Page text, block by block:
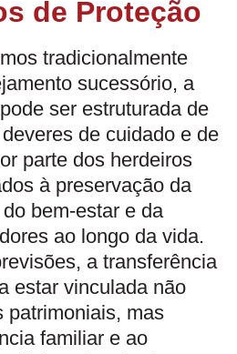
de Proteção
tradicionalmente
sucessório, a
ser estruturada de
de cuidado e de
parte dos herdeiros
à preservação da
bem-estar e da
ao longo da vida.
a transferência
estar vinculada não
patrimoniais, mas
familiar e ao